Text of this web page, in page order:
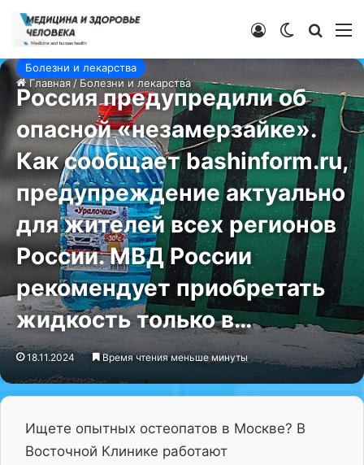
Switch skin
Войти
Главная/ Болезни и лекарства
Болезни и лекарства
Россия предупредили об
опасной «незамерзайке».
Как сообщает bashinform.ru,
предупреждение актуально
для жителей всех регионов
России. МВД России
рекомендует приобретать
жидкость только в…
18.11.2024 Время чтения меньше минуты
Ищете опытных остеопатов в Москве? В
Восточной Клинике работают